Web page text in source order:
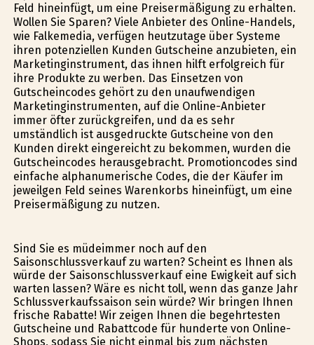
Feld hineinfügt, um eine Preisermäßigung zu erhalten.
Wollen Sie Sparen? Viele Anbieter des Online-Handels,
wie Falkemedia, verfügen heutzutage über Systeme
ihren potenziellen Kunden Gutscheine anzubieten, ein
Marketinginstrument, das ihnen hilft erfolgreich für
ihre Produkte zu werben. Das Einsetzen von
Gutscheincodes gehört zu den unaufwendigen
Marketinginstrumenten, auf die Online-Anbieter
immer öfter zurückgreifen, und da es sehr
umständlich ist ausgedruckte Gutscheine von den
Kunden direkt eingereicht zu bekommen, wurden die
Gutscheincodes herausgebracht. Promotioncodes sind
einfache alphanumerische Codes, die der Käufer im
jeweilgen Feld seines Warenkorbs hineinfügt, um eine
Preisermäßigung zu nutzen.
Sind Sie es müdeimmer noch auf den
Saisonschlussverkauf zu warten? Scheint es Ihnen als
würde der Saisonschlussverkauf eine Ewigkeit auf sich
warten lassen? Wäre es nicht toll, wenn das ganze Jahr
Schlussverkaufssaison sein würde? Wir bringen Ihnen
frische Rabatte! Wir zeigen Ihnen die begehrtesten
Gutscheine und Rabattcode für hunderte von Online-
Shops, sodass Sie nicht einmal bis zum nächsten